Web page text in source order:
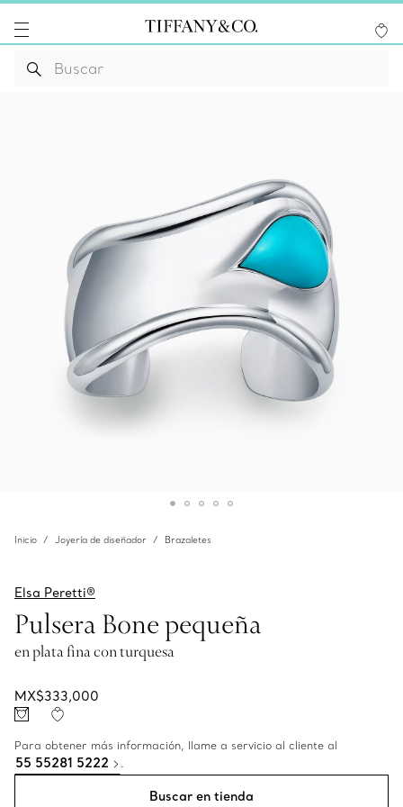
Inicio Joyería de diseñador Brazaletes
Elsa Peretti®
Pulsera Bone pequeña
en plata fina con turquesa
MX$333,000
Para obtener más información, llame a servicio al cliente al
55 55281 5222 .
Buscar en tienda